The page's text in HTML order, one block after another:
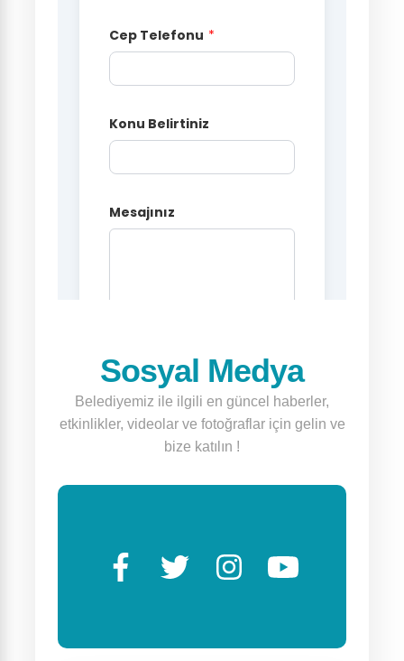
Sosyal Medya
Belediyemiz ile ilgili en güncel haberler,
etkinlikler, videolar ve fotoğraflar için gelin ve
bize katılın !